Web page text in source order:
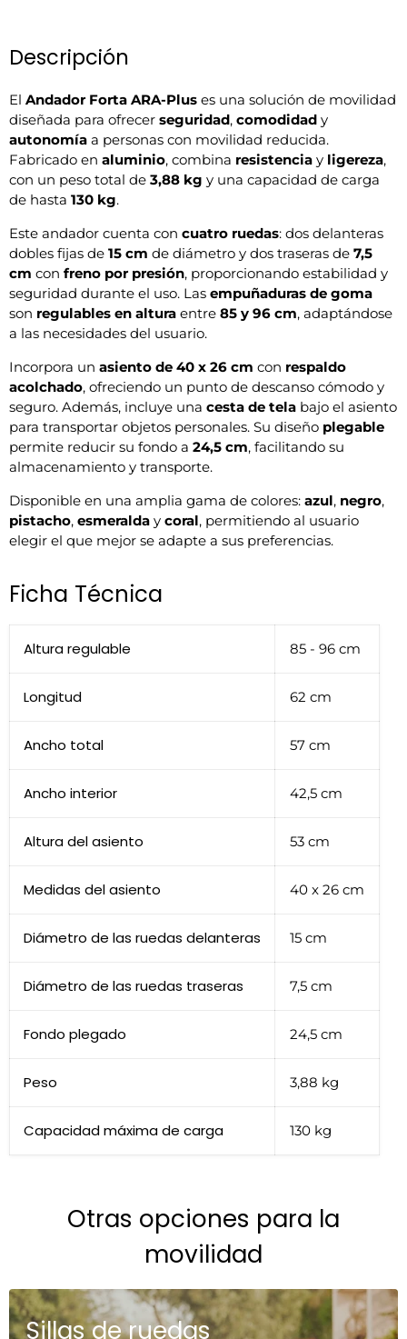
Descripción
El Andador Forta ARA-Plus es una solución de movilidad
diseñada para ofrecer seguridad, comodidad y
autonomía a personas con movilidad reducida.
Fabricado en aluminio, combina resistencia y ligereza,
con un peso total de 3,88 kg y una capacidad de carga
de hasta 130 kg.
Este andador cuenta con cuatro ruedas: dos delanteras
dobles fijas de 15 cm de diámetro y dos traseras de 7,5
cm con freno por presión, proporcionando estabilidad y
seguridad durante el uso. Las empuñaduras de goma
son regulables en altura entre 85 y 96 cm, adaptándose
a las necesidades del usuario.
Incorpora un asiento de 40 x 26 cm con respaldo
acolchado, ofreciendo un punto de descanso cómodo y
seguro. Además, incluye una cesta de tela bajo el asiento
para transportar objetos personales. Su diseño plegable
permite reducir su fondo a 24,5 cm, facilitando su
almacenamiento y transporte.
Disponible en una amplia gama de colores: azul, negro,
pistacho, esmeralda y coral, permitiendo al usuario
elegir el que mejor se adapte a sus preferencias.
Ficha Técnica
Altura regulable 85 - 96 cm
Longitud 62 cm
Ancho total 57 cm
Ancho interior 42,5 cm
Altura del asiento 53 cm
Medidas del asiento 40 x 26 cm
Diámetro de las ruedas delanteras 15 cm
Diámetro de las ruedas traseras 7,5 cm
Fondo plegado 24,5 cm
Peso 3,88 kg
Capacidad máxima de carga 130 kg
Otras opciones para la
movilidad
Sillas de ruedas